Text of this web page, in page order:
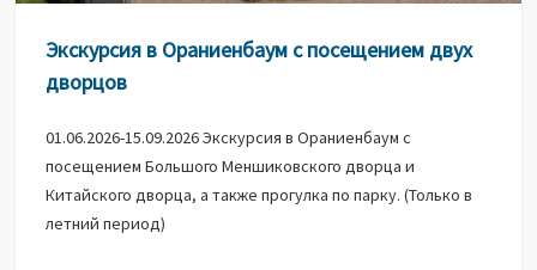
Экскурсия в Ораниенбаум с посещением двух
дворцов
01.06.2026-15.09.2026 Экскурсия в Ораниенбаум с
посещением Большого Меншиковского дворца и
Китайского дворца, а также прогулка по парку. (Только в
летний период)